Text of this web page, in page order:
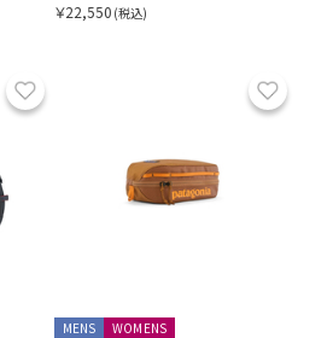
￥22,550 (税込)
お気に入り
MENS
WOMENS